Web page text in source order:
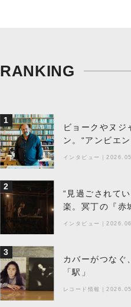
RANKING
1
ビョークやヌジ
ン。“アンビエ
ちた最新作の背
インタビュー
2
“見過ごされて
楽。冥丁の『赤
インタビュー
3
カバーがつな
「駅」
レコード情報